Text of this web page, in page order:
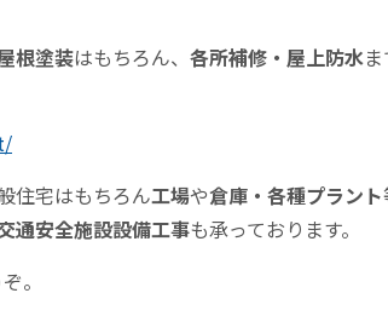
根塗装はもちろん、 各所補修・屋上防水
住宅はもちろん工場や倉庫・各種プラント
通安全施設設備工事も承っております。
。